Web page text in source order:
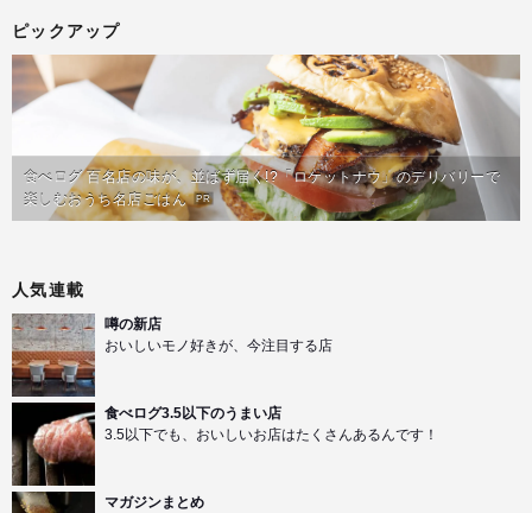
ピックアップ
食べログ 百名店の味が、並ばず届く!?「ロケットナウ」のデリバリーで
楽しむおうち名店ごはん PR
人気連載
噂の新店
おいしいモノ好きが、今注目する店
食べログ3.5以下のうまい店
3.5以下でも、おいしいお店はたくさんあるんです！
マガジンまとめ